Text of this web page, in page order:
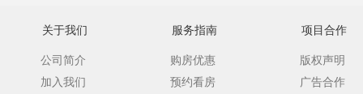
关于我们
公司简介
加入我们
服务指南
购房优惠
预约看房
项目合作
版权声明
广告合作